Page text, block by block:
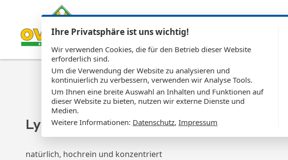
Lysozym
natürlich, hochrein und konzentriert
Ihre Privatsphäre ist uns wichtig!
Wir verwenden Cookies, die für den Betrieb dieser Website
erforderlich sind.
Um die Verwendung der Website zu analysieren und
kontinuierlich zu verbessern, verwenden wir Analyse Tools.
Um Ihnen eine breite Auswahl an Inhalten und Funktionen auf
dieser Website zu bieten, nutzen wir externe Dienste und
Medien.
Weitere Informationen: Datenschutz, Impressum